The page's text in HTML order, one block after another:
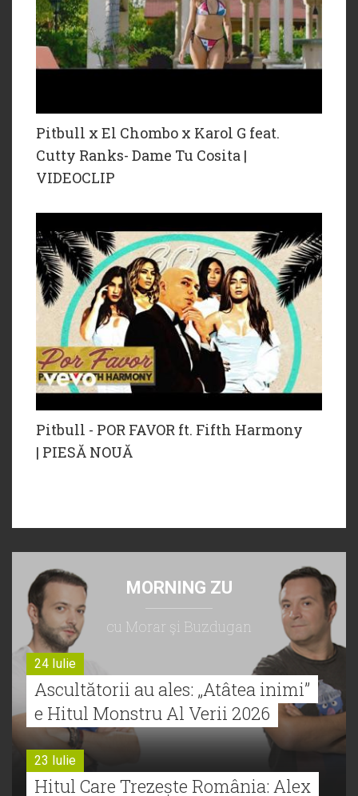
Pitbull x El Chombo x Karol G feat.
Cutty Ranks- Dame Tu Cosita |
VIDEOCLIP
Pitbull - POR FAVOR ft. Fifth Harmony
| PIESĂ NOUĂ
MORNING ZU
cu Morar şi Buzdugan
24 Iulie
Ascultătorii au ales: „Atâtea inimi”
e Hitul Monstru Al Verii 2026
23 Iulie
Hitul Care Trezește România: Alex